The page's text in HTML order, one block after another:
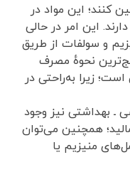
کنند؛ این مواد در
این امر در حالی
و سولفات از طریق
نحوهٔ مصرف
زیرا به‌راحتی در
ـ بهداشتی نیز وجود
همچنین می‌توان
منیزیم یا